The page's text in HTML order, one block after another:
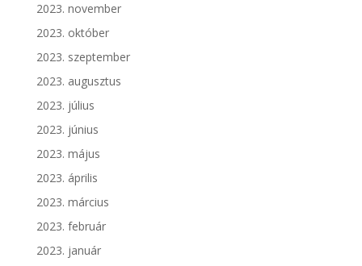
2023. november
2023. október
2023. szeptember
2023. augusztus
2023. július
2023. június
2023. május
2023. április
2023. március
2023. február
2023. január